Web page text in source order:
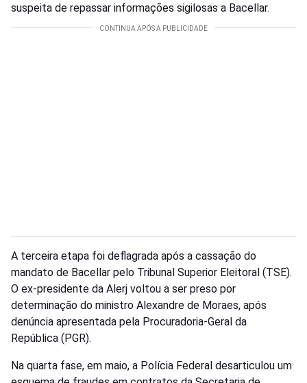
suspeita de repassar informações sigilosas a Bacellar.
A terceira etapa foi deflagrada após a cassação do
mandato de Bacellar pelo Tribunal Superior Eleitoral (TSE).
O ex-presidente da Alerj voltou a ser preso por
determinação do ministro Alexandre de Moraes, após
denúncia apresentada pela Procuradoria-Geral da
República (PGR).
Na quarta fase, em maio, a Polícia Federal desarticulou um